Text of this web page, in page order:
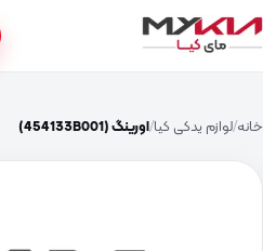
خانه لوازم یدکی کیا اورینگ (454133B001)